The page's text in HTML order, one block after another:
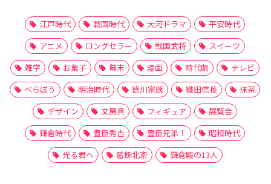
江戸時代 戦国時代 大河ドラマ
平安時代
アニメ
ロングセラー 戦国武将
スイーツ
雑学
お菓子 幕末 漫画 時代劇
テレビ
べらぼう
明治時代 徳川家康 織田信長
抹茶
デザイン
文房具 フィギュア
展覧会
鎌倉時代
豊臣秀吉 豊臣兄弟！
昭和時代
光る君へ
葛飾北斎 鎌倉殿の13人